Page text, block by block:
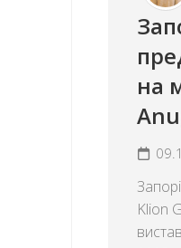
на
Klion